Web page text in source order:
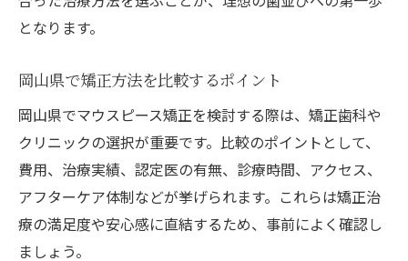
となります。
岡山県で矯正方法を比較するポイント
岡山県でマウスピース矯正を検討する際は、矯正歯科や
クリニックの選択が重要です。比較のポイントとして、
費用、治療実績、認定医の有無、診療時間、アクセス、
アフターケア体制などが挙げられます。これらは矯正治
療の満足度や安心感に直結するため、事前によく確認し
ましょう。